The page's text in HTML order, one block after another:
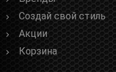
Cоздай свой стиль
Акции
Корзина